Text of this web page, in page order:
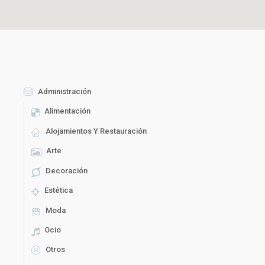
Administración
Alimentación
Alojamientos Y Restauración
Arte
Decoración
Estética
Moda
Ocio
Otros